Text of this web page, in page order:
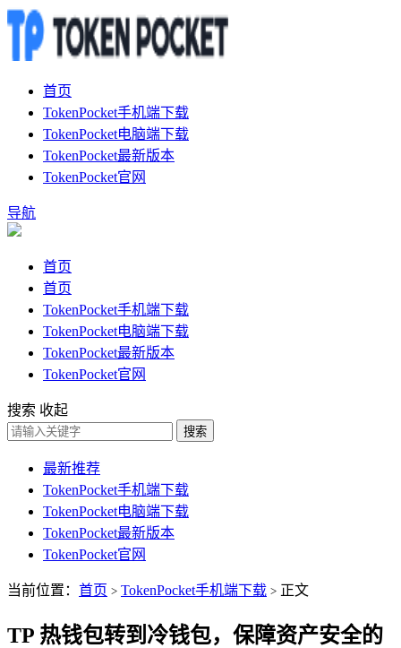
首页
TokenPocket手机端下载
TokenPocket电脑端下载
TokenPocket最新版本
TokenPocket官网
导航
首页
首页
TokenPocket手机端下载
TokenPocket电脑端下载
TokenPocket最新版本
TokenPocket官网
搜索 收起
搜索
最新推荐
TokenPocket手机端下载
TokenPocket电脑端下载
TokenPocket最新版本
TokenPocket官网
当前位置： 首页 > TokenPocket手机端下载 > 正文
TP 热钱包转到冷钱包，保障资产安全的